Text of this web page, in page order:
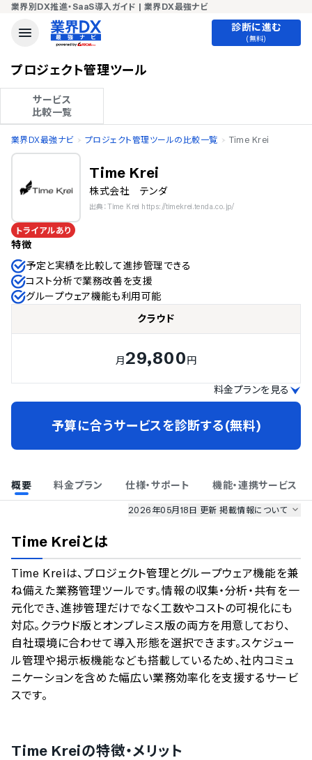
業界別DX推進・SaaS導入ガイド | 業界DX最強ナビ
診断に進む
(無料)
プロジェクト管理ツール
サービス
比較一覧
業界DX最強ナビ プロジェクト管理ツールの比較一覧 Time Krei
Time Krei
株式会社 テンダ
出典：Time Krei https://timekrei.tenda.co.jp/
トライアルあり
特徴
予定と実績を比較して進捗管理できる
コスト分析で業務改善を支援
グループウェア機能も利用可能
クラウド
月29,800円
料金プランを見る
予算に合うサービスを診断する(無料)
概要 料金プラン 仕様・サポート 機能・連携サービス
2026年05月18日 更新掲載情報について
のサービスデータを参照しています。
情報更新者： 業界DX最強ナビ編集部 情報取得元 掲載修正依頼
Time Kreiとは
Time Kreiは、プロジェクト管理とグループウェア機能を兼
ね備えた業務管理ツールです。情報の収集・分析・共有を一
元化でき、進捗管理だけでなく工数やコストの可視化にも
対応。クラウド版とオンプレミス版の両方を用意しており、
自社環境に合わせて導入形態を選択できます。スケジュー
ル管理や掲示板機能なども搭載しているため、社内コミュ
ニケーションを含めた幅広い業務効率化を支援するサービ
スです。
Time Kreiの特徴・メリット